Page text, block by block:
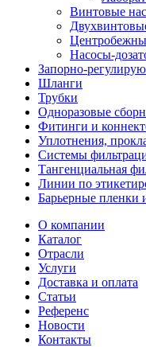
Винтовые
Насосы-
Запорно-
Шланги
Трубки
Одноразовые
Фитинги и
Уплотнения,
Системы
Тангенциальная
Линии по
Барьерные пленки
О компании
Каталог
Отрасли
Услуги
Доставка и оплата
Статьи
Референс
Новости
Контакты